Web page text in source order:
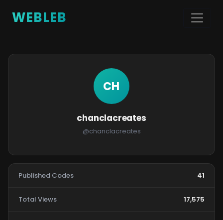
WEBLEB
CH
chanclacreates
@chanclacreates
Published Codes 41
Total Views 17,575